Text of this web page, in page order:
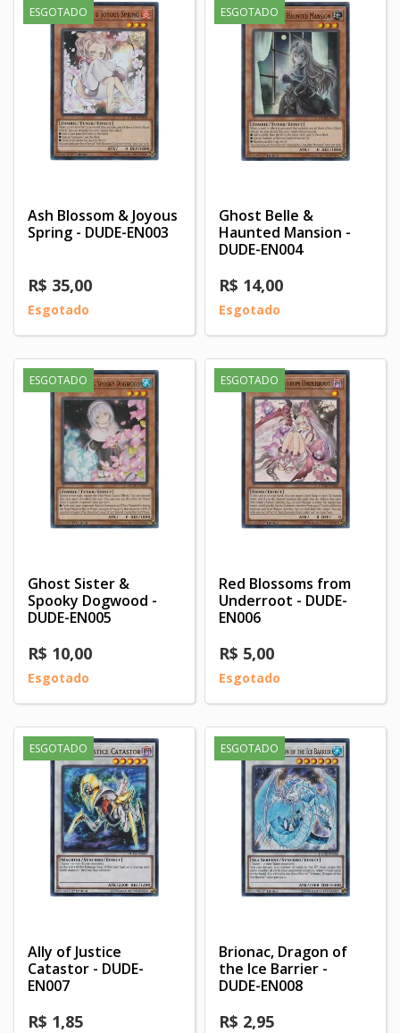
ESGOTADO
Ash Blossom & Joyous
Spring - DUDE-EN003
R$ 35,00
Esgotado
ESGOTADO
Ghost Belle &
Haunted Mansion -
DUDE-EN004
R$ 14,00
Esgotado
ESGOTADO
Ghost Sister &
Spooky Dogwood -
DUDE-EN005
R$ 10,00
Esgotado
ESGOTADO
Red Blossoms from
Underroot - DUDE-
EN006
R$ 5,00
Esgotado
ESGOTADO
Ally of Justice
Catastor - DUDE-
EN007
R$ 1,85
ESGOTADO
Brionac, Dragon of
the Ice Barrier -
DUDE-EN008
R$ 2,95